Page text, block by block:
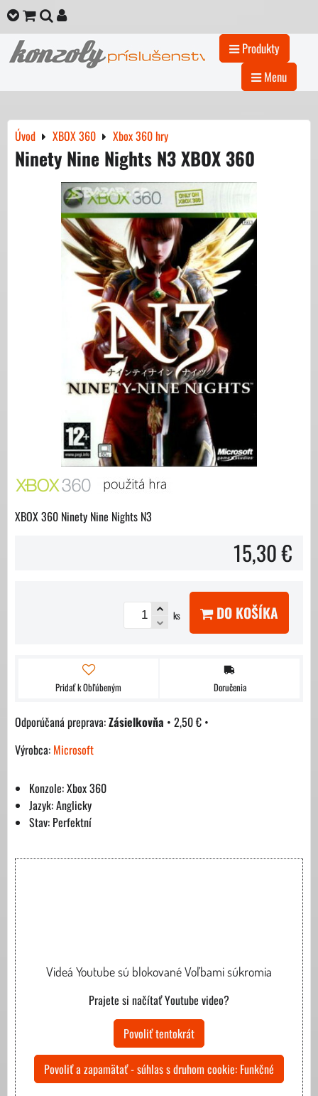
Produkty
Menu
Úvod XBOX 360 Xbox 360 hry
Ninety Nine Nights N3 XBOX 360
XBOX 360 Ninety Nine Nights N3
15,30 €
ks DO KOŠÍKA
Pridať k Obľúbeným Doručenia
Zásielkovňa • 2,50 € •
Výrobca: Microsoft
Konzole: Xbox 360
Jazyk: Anglicky
Stav: Perfektní
Videá Youtube sú blokované Voľbami súkromia
Prajete si načítať Youtube video?
Povoliť tentokrát
Povoliť a zapamätať - súhlas s druhom cookie: Funkčné